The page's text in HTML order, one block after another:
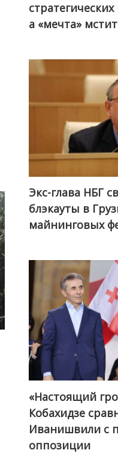
а «мечта»
Экс-глава НБГ
блэкауты в
майнинговых
@ქართული ოცნება /
«Настоящий
Кобахидзе
Иванишвили с
оппозиции